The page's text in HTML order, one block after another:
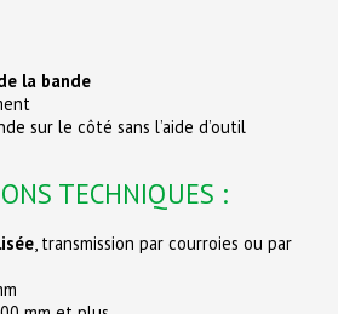
la bande
sur le côté sans l’aide d’outil
TECHNIQUES :
, transmission par courroies ou par